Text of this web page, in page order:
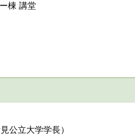
棟 講堂
公立大学学長）